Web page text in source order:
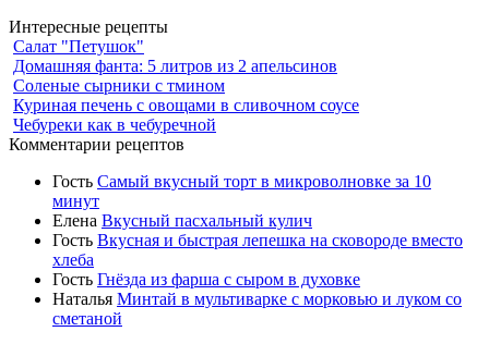
Интересные рецепты
Салат "Петушок"
Домашняя фанта: 5 литров из 2 апельсинов
Соленые сырники с тмином
Куриная печень с овощами в сливочном соусе
Чебуреки как в чебуречной
Комментарии рецептов
Гость Самый вкусный торт в микроволновке за 10
минут
Елена Вкусный пасхальный кулич
Гость Вкусная и быстрая лепешка на сковороде вместо
хлеба
Гость Гнёзда из фарша с сыром в духовке
Наталья Минтай в мультиварке с морковью и луком со
сметаной